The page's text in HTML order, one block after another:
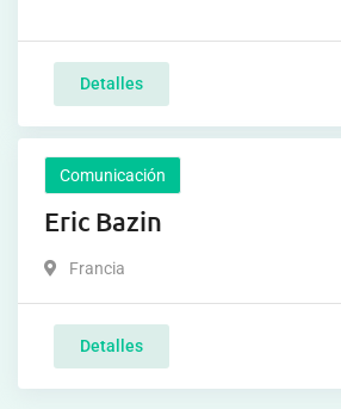
Detalles
Comunicación
Eric Bazin
Francia
Detalles